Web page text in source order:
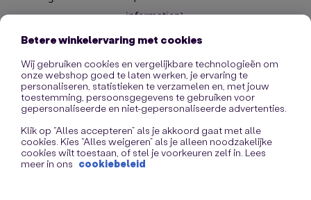
information).
Betere winkelervaring met cookies
Wij gebruiken cookies en vergelijkbare technologieën om
onze webshop goed te laten werken, je ervaring te
personaliseren, statistieken te verzamelen en, met jouw
toestemming, persoonsgegevens te gebruiken voor
gepersonaliseerde en niet-gepersonaliseerde advertenties.
Klik op “Alles accepteren” als je akkoord gaat met alle
cookies. Kies “Alles weigeren” als je alleen noodzakelijke
cookies wilt toestaan, of stel je voorkeuren zelf in. Lees
meer in ons cookiebeleid